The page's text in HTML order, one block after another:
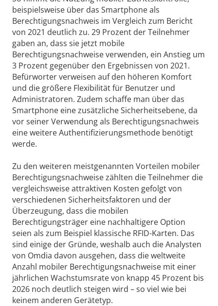
beispielsweise über das Smartphone als
Berechtigungsnachweis im Vergleich zum Bericht
von 2021 deutlich zu. 29 Prozent der Teilnehmer
gaben an, dass sie jetzt mobile
Berechtigungsnachweise verwenden, ein Anstieg um
3 Prozent gegenüber den Ergebnissen von 2021.
Befürworter verweisen auf den höheren Komfort
und die größere Flexibilität für Benutzer und
Administratoren. Zudem schaffe man über das
Smartphone eine zusätzliche Sicherheitsebene, da
vor seiner Verwendung als Berechtigungsnachweis
eine weitere Authentifizierungsmethode benötigt
werde.
Zu den weiteren meistgenannten Vorteilen mobiler
Berechtigungsnachweise zählten die Teilnehmer die
vergleichsweise attraktiven Kosten gefolgt von
verschiedenen Sicherheitsfaktoren und der
Überzeugung, dass die mobilen
Berechtigungsträger eine nachhaltigere Option
seien als zum Beispiel klassische RFID-Karten. Das
sind einige der Gründe, weshalb auch die Analysten
von Omdia davon ausgehen, dass die weltweite
Anzahl mobiler Berechtigungsnachweise mit einer
jährlichen Wachstumsrate von knapp 45 Prozent bis
2026 noch deutlich steigen wird – so viel wie bei
keinem anderen Gerätetyp.